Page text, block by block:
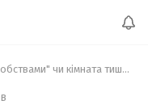
"Катівня з удобствами" чи кімната тиші: дивна буда посеред шкільного класу розсмішила мережу